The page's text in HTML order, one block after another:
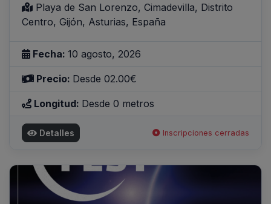
Playa de San Lorenzo, Cimadevilla, Distrito
Centro, Gijón, Asturias, España
Fecha: 10 agosto, 2026
Precio: Desde 02.00€
Longitud: Desde 0 metros
Detalles Inscripciones cerradas